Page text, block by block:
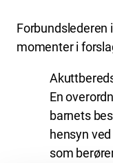
Forbundslederen
momenter i
En
barnets
hensyn
som